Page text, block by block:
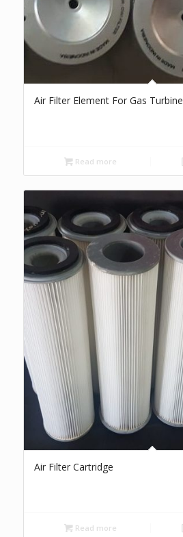
Air Filter Element For Gas Turbine
Read more
Air Filter Cartridge
Read more